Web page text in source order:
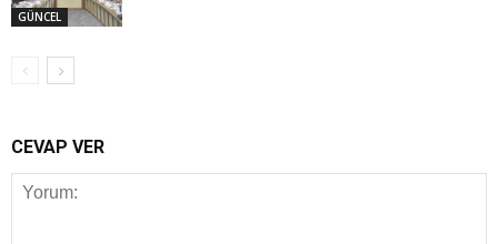
GÜNCEL
CEVAP VER